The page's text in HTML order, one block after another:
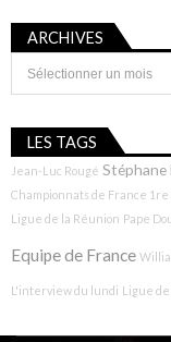
n
s
ARCHIVES
Archives
LES TAGS
Jean-Luc Rougé Stéphane
Championnats de France
Ligue de la Réunion Pape
Equipe de France
L'interview du lundi Ligue